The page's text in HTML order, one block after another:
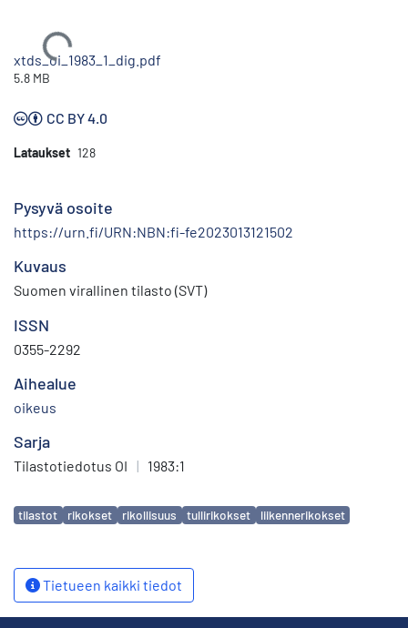
Ladataan...
xtds_oi_1983_1_dig.pdf
5.8 MB
CC BY 4.0
Lataukset 128
Pysyvä osoite
https://urn.fi/URN:NBN:fi-fe2023013121502
Kuvaus
Suomen virallinen tilasto (SVT)
ISSN
0355-2292
Aihealue
oikeus
Sarja
Tilastotiedotus OI | 1983:1
Avainsanat
tilastot rikokset rikollisuus tullirikokset liikennerikokset
Tietueen kaikki tiedot